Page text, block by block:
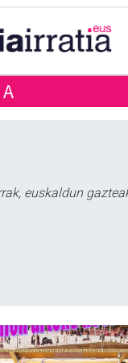
euskaldun